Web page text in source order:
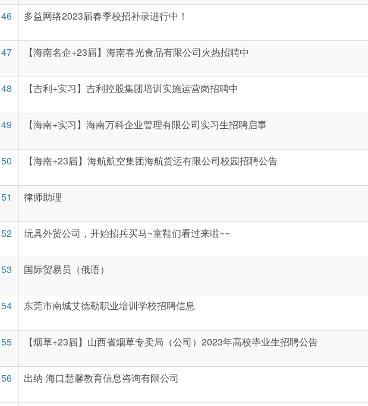
多益网络2023届春季校招补录进行中！
【海南名企+23届】海南春光食品有限公司火热招聘中
【吉利+实习】吉利控股集团培训实施运营岗招聘中
【海南+实习】海南万科企业管理有限公司实习生招聘启事
【海南+23届】海航航空集团海航货运有限公司校园招聘公告
律师助理
玩具外贸公司，开始招兵买马~童鞋们看过来啦~~
国际贸易员（俄语）
东莞市南城艾德勒职业培训学校招聘信息
【烟草+23届】山西省烟草专卖局（公司）2023年高校毕业生招聘公告
出纳-海口慧馨教育信息咨询有限公司